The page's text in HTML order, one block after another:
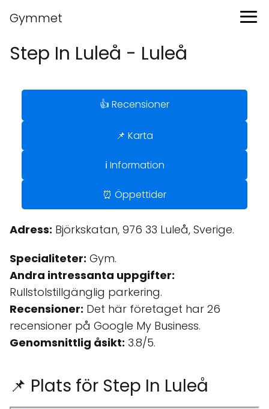
Gymmet
Step In Luleå - Luleå
👍 Recensioner
📌 Karta
ℹ️ Information
⏰ Öppettider
Adress: Björkskatan, 976 33 Luleå, Sverige.
Specialiteter: Gym.
Andra intressanta uppgifter:
Rullstolstillgänglig parkering.
Recensioner: Det här företaget har 26
recensioner på Google My Business.
Genomsnittlig åsikt: 3.8/5.
📌 Plats för Step In Luleå